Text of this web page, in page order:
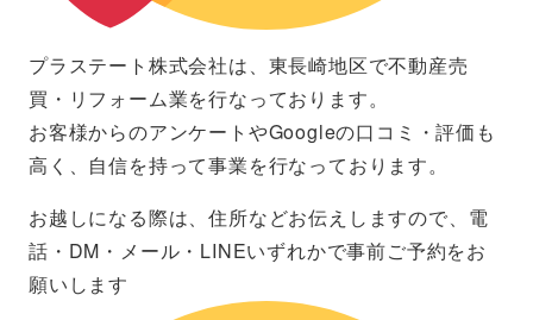
プラステート株式会社は、東長崎地区で不動産売
買・リフォーム業を行なっております。
お客様からのアンケートやGoogleの口コミ・評価も
高く、自信を持って事業を行なっております。
お越しになる際は、住所などお伝えしますので、電
話・DM・メール・LINEいずれかで事前ご予約をお
願いします